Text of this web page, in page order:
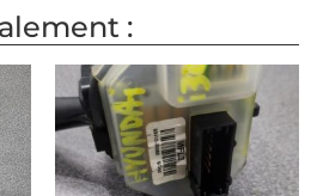
: